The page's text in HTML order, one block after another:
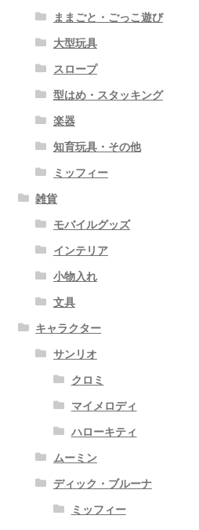
ままごと・ごっこ遊び
大型玩具
スロープ
型はめ・スタッキング
楽器
知育玩具・その他
ミッフィー
雑貨
モバイルグッズ
インテリア
小物入れ
文具
キャラクター
サンリオ
クロミ
マイメロディ
ハローキティ
ムーミン
ディック・ブルーナ
ミッフィー